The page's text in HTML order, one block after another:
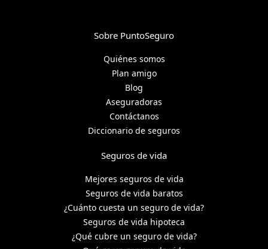
Sobre PuntoSeguro
Quiénes somos
Plan amigo
Blog
Aseguradoras
Contáctanos
Diccionario de seguros
Seguros de vida
Mejores seguros de vida
Seguros de vida baratos
¿Cuánto cuesta un seguro de vida?
Seguros de vida hipoteca
¿Qué cubre un seguro de vida?